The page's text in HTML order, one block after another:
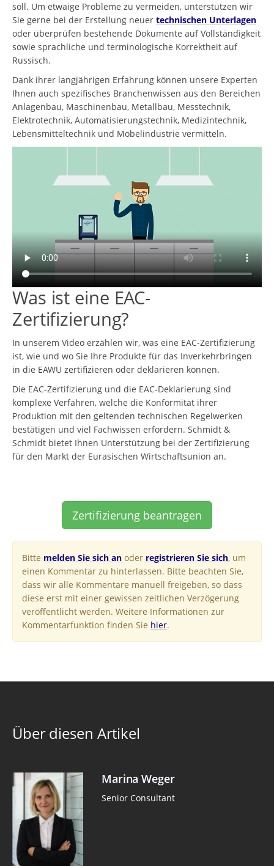
soll. Um etwaige Probleme zu vermeiden, unterstützen wir
Sie gerne bei der Erstellung neuer technischen Unterlagen
oder überprüfen bestehende Dokumente auf Vollständigkeit
sowie sprachliche und terminologische Korrektheit auf
Russisch.
Dank ihrer langjährigen Erfahrung können unsere Experten
Ihnen auch spezifisches Branchenwissen aus den Bereichen
Anlagenbau, Maschinenbau, Metallbau, Messtechnik,
Elektrotechnik, Automatisierungstechnik, Medizintechnik,
Lebensmitteltechnik und Möbelindustrie vermitteln.
Was ist eine EAC-
Zertifizierung?
In unserem Video erzählen wir, was eine EAC-Zertifizierung
ist, wie und wo Sie Ihre Produkte für das Inverkehrbringen
in die EAWU zertifizieren oder deklarieren können.
Die EAC-Zertifizierung und die EAC-Deklarierung sind
komplexe Verfahren, welche die Konformität ihrer
Produktion mit den geltenden technischen Regelwerken
bestätigen und viel Fachwissen erfordern. Schmidt &
Schmidt bietet Ihnen Unterstützung bei der Zertifizierung
für den Markt der Eurasischen Wirtschaftsunion an.
Zertifizierung beantragen
Bitte melden Sie sich an oder registrieren Sie sich, um
einen Kommentar zu hinterlassen. Bitte beachten Sie,
dass wir alle Kommentare manuell freigeben, so dass
diese erst mit einer gewissen zeitlichen Verzögerung
veröffentlicht werden. Weitere Informationen zur
Kommentarfunktion finden Sie hier.
Über diesen Artikel
Marina Weger
Senior Consultant